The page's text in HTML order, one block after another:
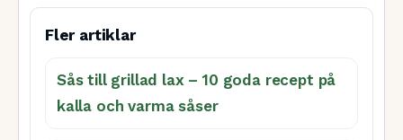
Fler artiklar
Sås till grillad lax – 10 goda recept på
kalla och varma såser